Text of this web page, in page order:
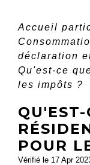
Accueil
déclaration
Qu'est-ce
les impôts ?
POUR
Vérifié le 17 Apr